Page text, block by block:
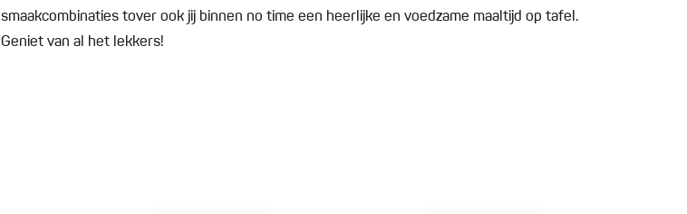
smaakcombinaties tover ook jij binnen no time een heerlijke en voedzame maaltijd op tafel.
Geniet van al het lekkers!